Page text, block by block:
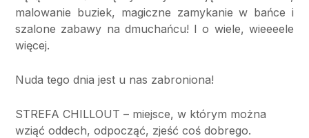
malowanie buziek, magiczne zamykanie w bańce i
szalone zabawy na dmuchańcu! I o wiele, wieeeele
więcej.
Nuda tego dnia jest u nas zabroniona!
STREFA CHILLOUT – miejsce, w którym można
wziąć oddech, odpocząć, zjeść coś dobrego.